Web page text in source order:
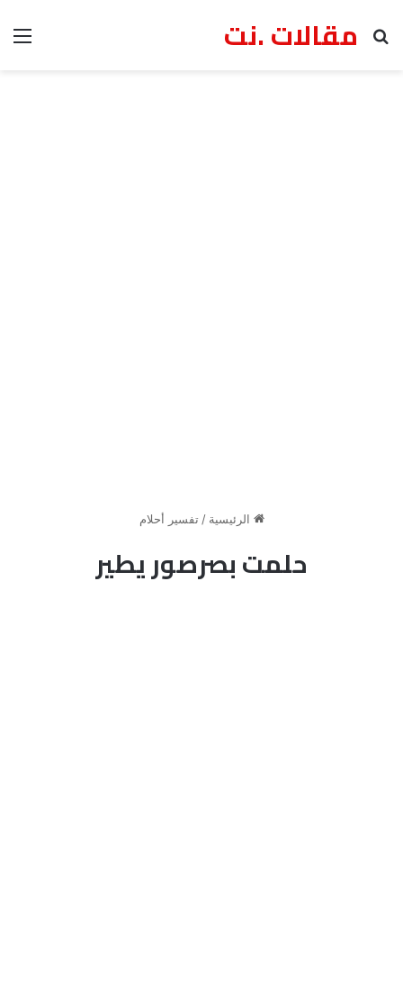
مقالات .نت
بحث عن
الرئيسية / تفسير أحلام
حلمت بصرصور يطير